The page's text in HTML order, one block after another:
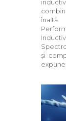
și